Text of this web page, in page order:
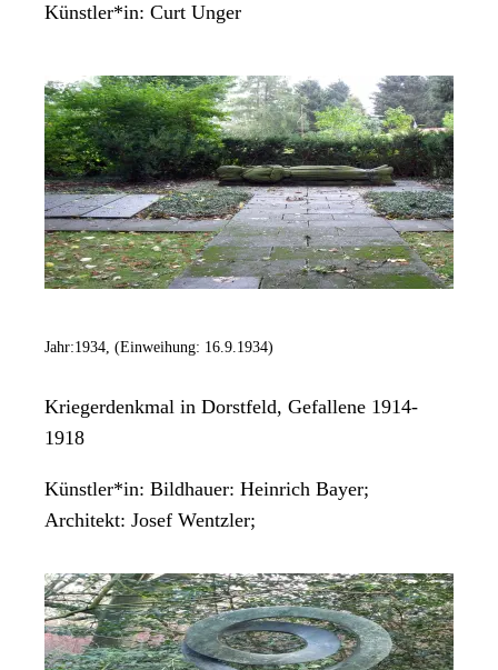
Künstler*in: Curt Unger
Jahr:1934, (Einweihung: 16.9.1934)
Kriegerdenkmal in Dorstfeld, Gefallene 1914-
1918
Künstler*in: Bildhauer: Heinrich Bayer;
Architekt: Josef Wentzler;